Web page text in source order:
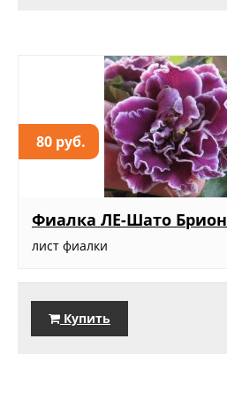
80 руб.
Фиалка ЛЕ-Шато Брион
лист фиалки
Купить